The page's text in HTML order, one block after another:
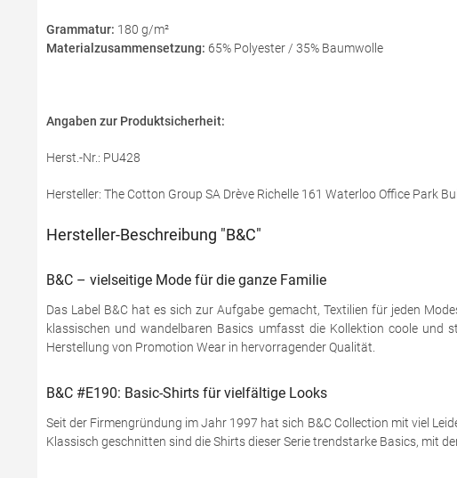
Grammatur: 180 g/m²
Materialzusammensetzung: 65% Polyester / 35% Baumwolle
Angaben zur Produktsicherheit:
Herst.-Nr.: PU428
Hersteller: The Cotton Group SA Drève Richelle 161 Waterloo Office Park
Hersteller-Beschreibung "B&C"
B&C – vielseitige Mode für die ganze Familie
Das Label B&C hat es sich zur Aufgabe gemacht, Textilien für jeden
klassischen und wandelbaren Basics umfasst die Kollektion coole und
Herstellung von Promotion Wear in hervorragender Qualität.
B&C #E190: Basic-Shirts für vielfältige Looks
Seit der Firmengründung im Jahr 1997 hat sich B&C Collection mit viel
Klassisch geschnitten sind die Shirts dieser Serie trendstarke Basics, mit